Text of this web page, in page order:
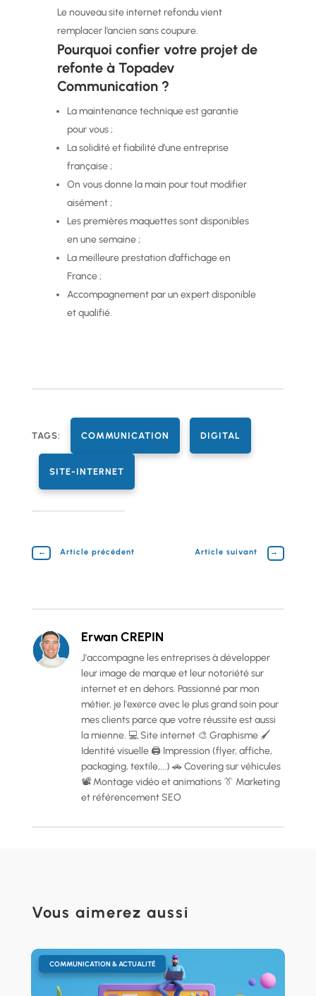
Le nouveau site internet refondu vient
remplacer l’ancien sans coupure.
Pourquoi confier votre projet de
refonte à Topadev
Communication ?
La maintenance technique est garantie
pour vous ;
La solidité et fiabilité d’une entreprise
française ;
On vous donne la main pour tout modifier
aisément ;
Les premières maquettes sont disponibles
en une semaine ;
La meilleure prestation d’affichage en
France ;
Accompagnement par un expert disponible
et qualifié.
TAGS: COMMUNICATION DIGITAL
SITE-INTERNET
← Article précédent Article suivant →
Erwan CREPIN
J'accompagne les entreprises à développer
leur image de marque et leur notoriété sur
internet et en dehors. Passionné par mon
métier, je l'exerce avec le plus grand soin pour
mes clients parce que votre réussite est aussi
la mienne. 💻 Site internet 🎨 Graphisme 🖌️
Identité visuelle 🖨️ Impression (flyer, affiche,
packaging, textile,...) 🚗 Covering sur véhicules
📽️ Montage vidéo et animations 👔 Marketing
et référencement SEO
Vous aimerez aussi
COMMUNICATION & ACTUALITÉ